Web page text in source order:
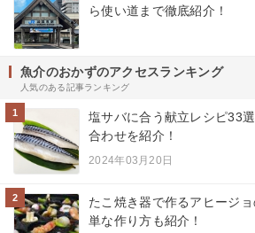
ら使い道まで徹底紹介！
魚介のおかずのアクセスランキング
人気のある記事ランキング
1
塩サバに合う献立レシピ33
合わせを紹介！
2024年03月20日
2
たこ焼き器で作るアヒージ
単な作り方も紹介！